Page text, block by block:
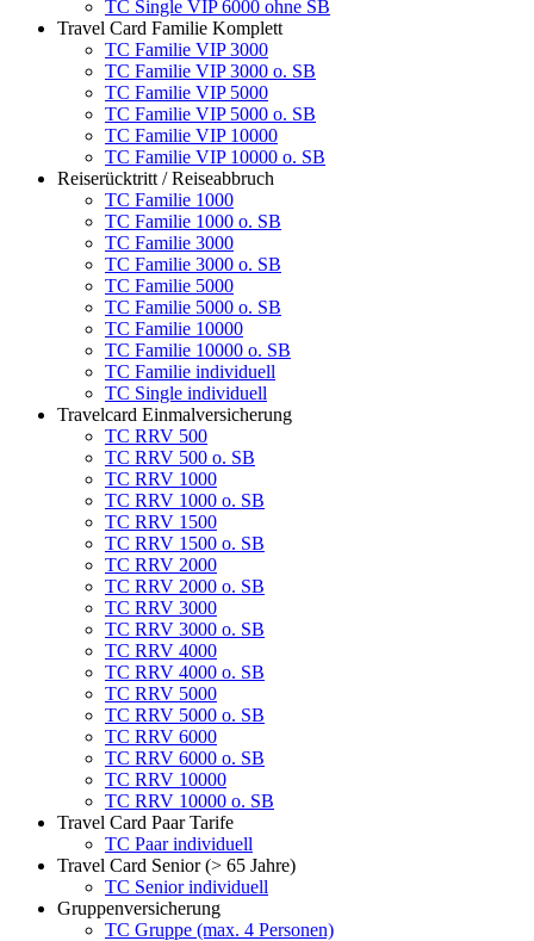
TC Single VIP 6000 ohne SB
Travel Card Familie Komplett
TC Familie VIP 3000
TC Familie VIP 3000 o. SB
TC Familie VIP 5000
TC Familie VIP 5000 o. SB
TC Familie VIP 10000
TC Familie VIP 10000 o. SB
Reiserücktritt / Reiseabbruch
TC Familie 1000
TC Familie 1000 o. SB
TC Familie 3000
TC Familie 3000 o. SB
TC Familie 5000
TC Familie 5000 o. SB
TC Familie 10000
TC Familie 10000 o. SB
TC Familie individuell
TC Single individuell
Travelcard Einmalversicherung
TC RRV 500
TC RRV 500 o. SB
TC RRV 1000
TC RRV 1000 o. SB
TC RRV 1500
TC RRV 1500 o. SB
TC RRV 2000
TC RRV 2000 o. SB
TC RRV 3000
TC RRV 3000 o. SB
TC RRV 4000
TC RRV 4000 o. SB
TC RRV 5000
TC RRV 5000 o. SB
TC RRV 6000
TC RRV 6000 o. SB
TC RRV 10000
TC RRV 10000 o. SB
Travel Card Paar Tarife
TC Paar individuell
Travel Card Senior (> 65 Jahre)
TC Senior individuell
Gruppenversicherung
TC Gruppe (max. 4 Personen)